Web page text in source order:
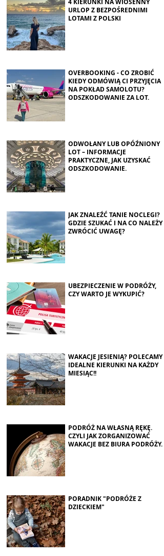
4 KIERUNKI NA WIOSENNY
URLOP Z BEZPOŚREDNIMI
LOTAMI Z POLSKI
OVERBOOKING - CO ZROBIĆ
KIEDY ODMÓWIĄ CI PRZYJĘCIA
NA POKŁAD SAMOLOTU?
ODSZKODOWANIE ZA LOT.
ODWOŁANY LUB OPÓŹNIONY
LOT – INFORMACJE
PRAKTYCZNE, JAK UZYSKAĆ
ODSZKODOWANIE.
JAK ZNALEŹĆ TANIE NOCLEGI?
GDZIE SZUKAĆ I NA CO NALEŻY
ZWRÓCIĆ UWAGĘ?
UBEZPIECZENIE W PODRÓŻY,
CZY WARTO JE WYKUPIĆ?
WAKACJE JESIENIĄ? POLECAMY
IDEALNE KIERUNKI NA KAŻDY
MIESIĄC!!
PODRÓŻ NA WŁASNĄ RĘKĘ.
CZYLI JAK ZORGANIZOWAĆ
WAKACJE BEZ BIURA PODRÓŻY.
PORADNIK "PODRÓŻE Z
DZIECKIEM"